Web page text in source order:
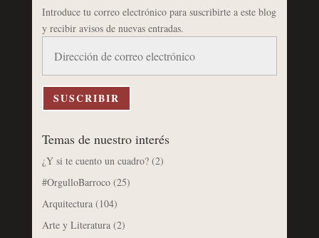
Introduce tu correo electrónico para suscribirte a este blog
y recibir avisos de nuevas entradas.
correo
electrónico
SUSCRIBIR
Temas de nuestro interés
¿Y si te cuento un cuadro?(2)
#OrgulloBarroco(25)
Arquitectura(104)
Arte y Literatura(2)